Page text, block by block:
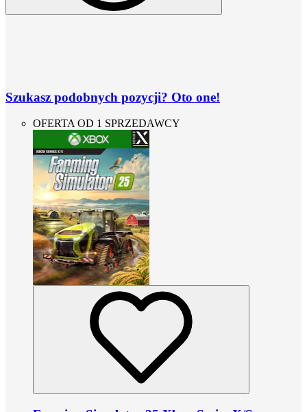
Szukasz podobnych pozycji? Oto one!
OFERTA OD 1 SPRZEDAWCY